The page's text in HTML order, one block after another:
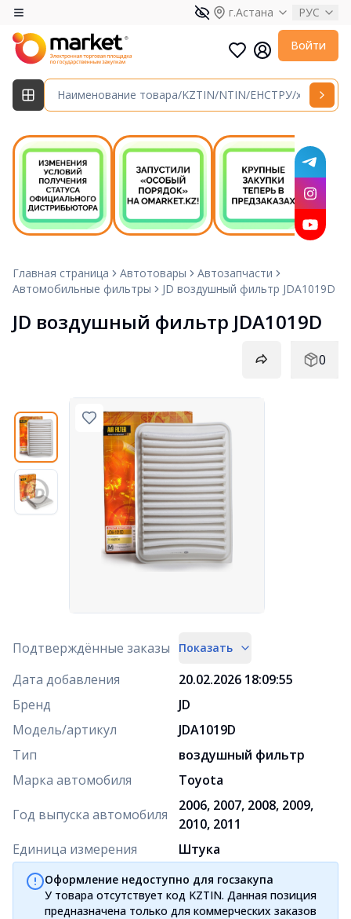
г.Астана РУС
Войти
Главная страница Автотовары
Автозапчасти
Автомобильные фильтры
JD воздушный фильтр JDA1019D
JD воздушный фильтр JDA1019D
0
Подтверждённые заказы Показать
Дата добавления
20.02.2026 18:09:55
Бренд
JD
Модель/артикул
JDA1019D
Тип
воздушный фильтр
Марка автомобиля
Toyota
Год выпуска автомобиля
2006, 2007, 2008, 2009,
2010, 2011
Единица измерения
Штука
Оформление недоступно для госзакупа
У товара отсутствует код KZTIN. Данная позиция
предназначена только для коммерческих заказов